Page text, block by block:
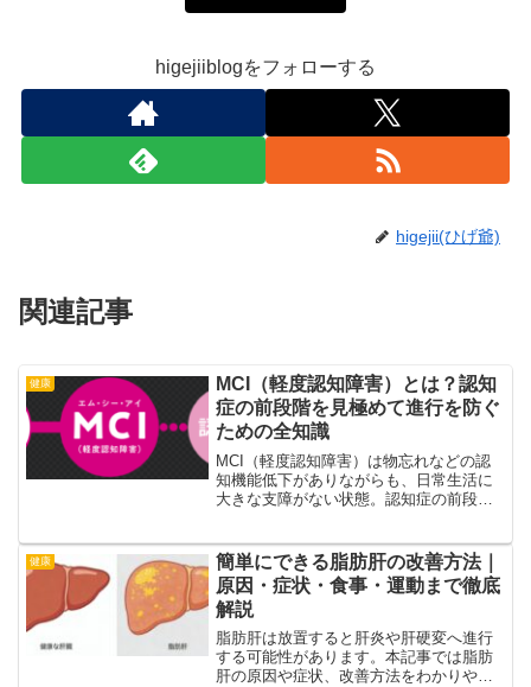
higejiiblogをフォローする
higejii(ひげ爺)
関連記事
健康
MCI（軽度認知障害）とは？認知
症の前段階を見極めて進行を防ぐ
ための全知識
MCI（軽度認知障害）は物忘れなどの認
知機能低下がありながらも、日常生活に
大きな支障がない状態。認知症の前段階
準、原因、対処法、予防策までわかりや
すく語りかけます。
健康
簡単にできる脂肪肝の改善方法｜
原因・症状・食事・運動まで徹底
解説
脂肪肝は放置すると肝炎や肝硬変へ進行
する可能性があります。本記事では脂肪
肝の原因や症状、改善方法をわかりやす